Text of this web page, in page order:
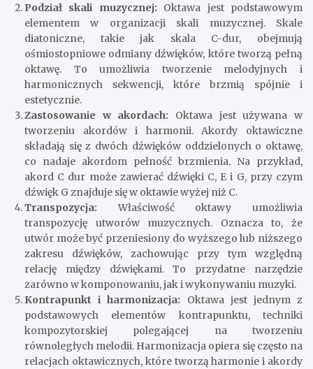
Podział skali muzycznej: Oktawa jest podstawowym
elementem w organizacji skali muzycznej. Skale
diatoniczne, takie jak skala C-dur, obejmują
ośmiostopniowe odmiany dźwięków, które tworzą pełną
oktawę. To umożliwia tworzenie melodyjnych i
harmonicznych sekwencji, które brzmią spójnie i
estetycznie.
Zastosowanie w akordach: Oktawa jest używana w
tworzeniu akordów i harmonii. Akordy oktawiczne
składają się z dwóch dźwięków oddzielonych o oktawę,
co nadaje akordom pełność brzmienia. Na przykład,
akord C dur może zawierać dźwięki C, E i G, przy czym
dźwięk G znajduje się w oktawie wyżej niż C.
Transpozycja: Właściwość oktawy umożliwia
transpozycję utworów muzycznych. Oznacza to, że
utwór może być przeniesiony do wyższego lub niższego
zakresu dźwięków, zachowując przy tym względną
relację między dźwiękami. To przydatne narzędzie
zarówno w komponowaniu, jak i wykonywaniu muzyki.
Kontrapunkt i harmonizacja: Oktawa jest jednym z
podstawowych elementów kontrapunktu, techniki
kompozytorskiej polegającej na tworzeniu
równoległych melodii. Harmonizacja opiera się często na
relacjach oktawicznych, które tworzą harmonie i akordy